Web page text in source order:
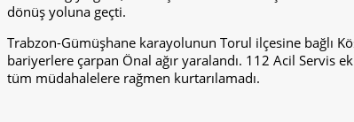
dönüş yoluna geçti.
Trabzon-Gümüşhane karayolunun Torul ilçesine bağlı
bariyerlere çarpan Önal ağır yaralandı. 112 Acil Servis
tüm müdahalelere rağmen kurtarılamadı.